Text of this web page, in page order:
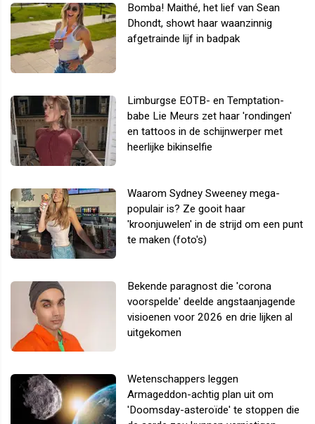
Bomba! Maithé, het lief van Sean
Dhondt, showt haar waanzinnig
afgetrainde lijf in badpak
Limburgse EOTB- en Temptation-
babe Lie Meurs zet haar 'rondingen'
en tattoos in de schijnwerper met
heerlijke bikinselfie
Waarom Sydney Sweeney mega-
populair is? Ze gooit haar
'kroonjuwelen' in de strijd om een punt
te maken (foto's)
Bekende paragnost die 'corona
voorspelde' deelde angstaanjagende
visioenen voor 2026 en drie lijken al
uitgekomen
Wetenschappers leggen
Armageddon-achtig plan uit om
'Doomsday-asteroïde' te stoppen die